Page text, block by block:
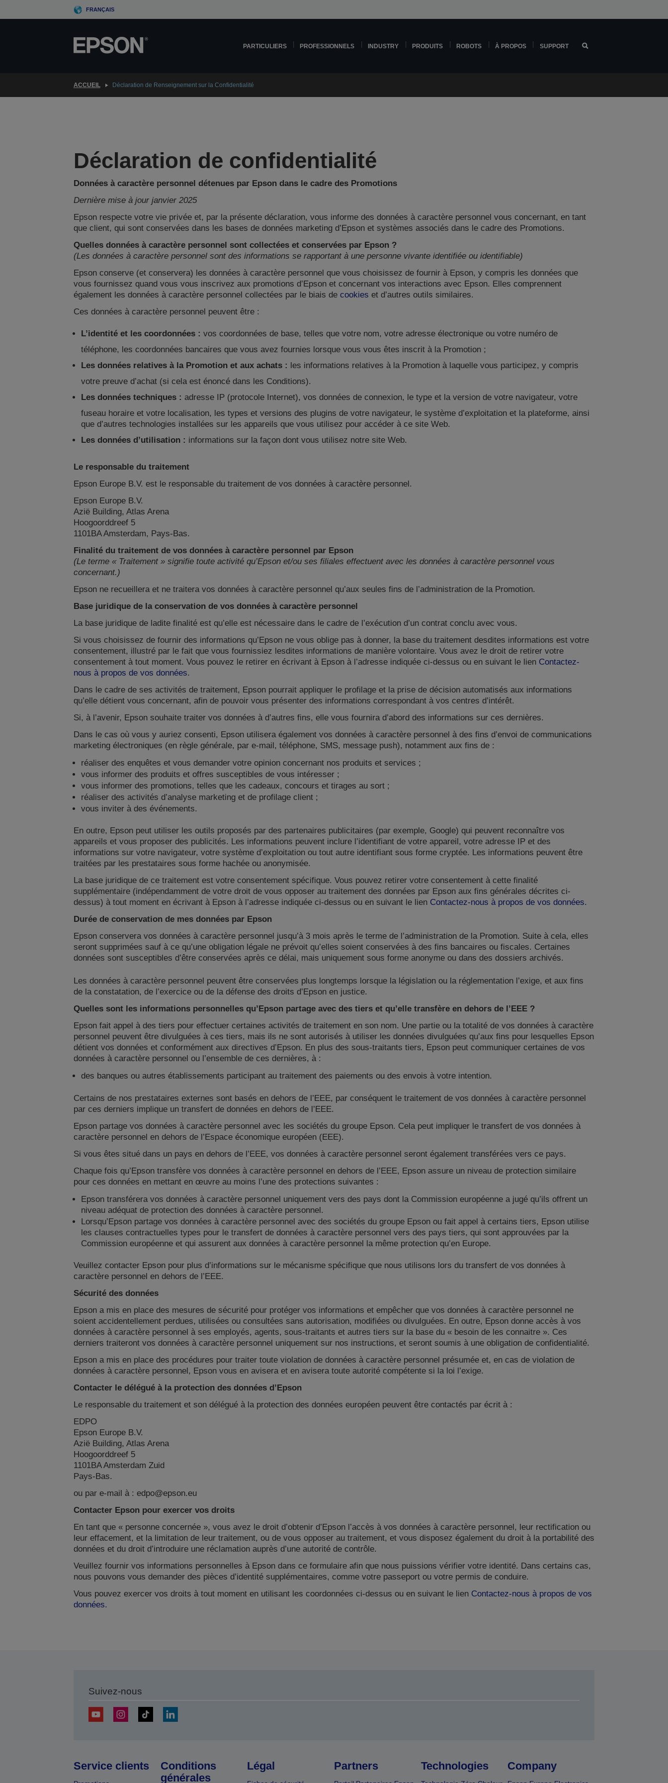
to
FRANÇAIS
PARTICULIERS PROFESSIONNELS INDUSTRY PRODUITS ROBOTS À PROPOS SUPPORT
ACCUEIL Déclaration de Renseignement sur la Confidentialité
Déclaration de confidentialité
Données à caractère personnel détenues par Epson dans le cadre des Promotions
Dernière mise à jour janvier 2025
Epson respecte votre vie privée et, par la présente déclaration, vous informe des données à caractère personnel vous concernant, en tant
que client, qui sont conservées dans les bases de données marketing d’Epson et systèmes associés dans le cadre des Promotions.
Quelles données à caractère personnel sont collectées et conservées par Epson ?
(Les données à caractère personnel sont des informations se rapportant à une personne vivante identifiée ou identifiable)
Epson conserve (et conservera) les données à caractère personnel que vous choisissez de fournir à Epson, y compris les données que
vous fournissez quand vous vous inscrivez aux promotions d’Epson et concernant vos interactions avec Epson. Elles comprennent
également les données à caractère personnel collectées par le biais de cookies et d’autres outils similaires.
Ces données à caractère personnel peuvent être :
L’identité et les coordonnées : vos coordonnées de base, telles que votre nom, votre adresse électronique ou votre numéro de
téléphone, les coordonnées bancaires que vous avez fournies lorsque vous vous êtes inscrit à la Promotion ;
Les données relatives à la Promotion et aux achats : les informations relatives à la Promotion à laquelle vous participez, y compris
votre preuve d’achat (si cela est énoncé dans les Conditions).
Les données techniques : adresse IP (protocole Internet), vos données de connexion, le type et la version de votre navigateur, votre
fuseau horaire et votre localisation, les types et versions des plugins de votre navigateur, le système d’exploitation et la plateforme, ainsi
que d’autres technologies installées sur les appareils que vous utilisez pour accéder à ce site Web.
Les données d’utilisation : informations sur la façon dont vous utilisez notre site Web.
Le responsable du traitement
Epson Europe B.V. est le responsable du traitement de vos données à caractère personnel.
Epson Europe B.V.
Azië Building, Atlas Arena
Hoogoorddreef 5
1101BA Amsterdam, Pays-Bas.
Finalité du traitement de vos données à caractère personnel par Epson
(Le terme « Traitement » signifie toute activité qu’Epson et/ou ses filiales effectuent avec les données à caractère personnel vous
concernant.)
Epson ne recueillera et ne traitera vos données à caractère personnel qu’aux seules fins de l’administration de la Promotion.
Base juridique de la conservation de vos données à caractère personnel
La base juridique de ladite finalité est qu’elle est nécessaire dans le cadre de l’exécution d’un contrat conclu avec vous.
Si vous choisissez de fournir des informations qu’Epson ne vous oblige pas à donner, la base du traitement desdites informations est votre
consentement, illustré par le fait que vous fournissiez lesdites informations de manière volontaire. Vous avez le droit de retirer votre
consentement à tout moment. Vous pouvez le retirer en écrivant à Epson à l’adresse indiquée ci-dessus ou en suivant le lien Contactez-
nous à propos de vos données.
Dans le cadre de ses activités de traitement, Epson pourrait appliquer le profilage et la prise de décision automatisés aux informations
qu’elle détient vous concernant, afin de pouvoir vous présenter des informations correspondant à vos centres d’intérêt.
Si, à l’avenir, Epson souhaite traiter vos données à d’autres fins, elle vous fournira d’abord des informations sur ces dernières.
Dans le cas où vous y auriez consenti, Epson utilisera également vos données à caractère personnel à des fins d’envoi de communications
marketing électroniques (en règle générale, par e-mail, téléphone, SMS, message push), notamment aux fins de :
réaliser des enquêtes et vous demander votre opinion concernant nos produits et services ;
vous informer des produits et offres susceptibles de vous intéresser ;
vous informer des promotions, telles que les cadeaux, concours et tirages au sort ;
réaliser des activités d’analyse marketing et de profilage client ;
vous inviter à des événements.
En outre, Epson peut utiliser les outils proposés par des partenaires publicitaires (par exemple, Google) qui peuvent reconnaître vos
appareils et vous proposer des publicités. Les informations peuvent inclure l’identifiant de votre appareil, votre adresse IP et des
informations sur votre navigateur, votre système d’exploitation ou tout autre identifiant sous forme cryptée. Les informations peuvent être
traitées par les prestataires sous forme hachée ou anonymisée.
La base juridique de ce traitement est votre consentement spécifique. Vous pouvez retirer votre consentement à cette finalité
supplémentaire (indépendamment de votre droit de vous opposer au traitement des données par Epson aux fins générales décrites ci-
dessus) à tout moment en écrivant à Epson à l’adresse indiquée ci-dessus ou en suivant le lien Contactez-nous à propos de vos données.
Durée de conservation de mes données par Epson
Epson conservera vos données à caractère personnel jusqu’à 3 mois après le terme de l’administration de la Promotion. Suite à cela, elles
seront supprimées sauf à ce qu’une obligation légale ne prévoit qu’elles soient conservées à des fins bancaires ou fiscales. Certaines
données sont susceptibles d’être conservées après ce délai, mais uniquement sous forme anonyme ou dans des dossiers archivés.
Les données à caractère personnel peuvent être conservées plus longtemps lorsque la législation ou la réglementation l’exige, et aux fins
de la constatation, de l’exercice ou de la défense des droits d’Epson en justice.
Quelles sont les informations personnelles qu’Epson partage avec des tiers et qu’elle transfère en dehors de l’EEE ?
Epson fait appel à des tiers pour effectuer certaines activités de traitement en son nom. Une partie ou la totalité de vos données à caractère
personnel peuvent être divulguées à ces tiers, mais ils ne sont autorisés à utiliser les données divulguées qu’aux fins pour lesquelles Epson
détient vos données et conformément aux directives d’Epson. En plus des sous-traitants tiers, Epson peut communiquer certaines de vos
données à caractère personnel ou l’ensemble de ces dernières, à :
des banques ou autres établissements participant au traitement des paiements ou des envois à votre intention.
Certains de nos prestataires externes sont basés en dehors de l’EEE, par conséquent le traitement de vos données à caractère personnel
par ces derniers implique un transfert de données en dehors de l’EEE.
Epson partage vos données à caractère personnel avec les sociétés du groupe Epson. Cela peut impliquer le transfert de vos données à
caractère personnel en dehors de l’Espace économique européen (EEE).
Si vous êtes situé dans un pays en dehors de l’EEE, vos données à caractère personnel seront également transférées vers ce pays.
Chaque fois qu’Epson transfère vos données à caractère personnel en dehors de l’EEE, Epson assure un niveau de protection similaire
pour ces données en mettant en œuvre au moins l’une des protections suivantes :
Epson transférera vos données à caractère personnel uniquement vers des pays dont la Commission européenne a jugé qu’ils offrent un
niveau adéquat de protection des données à caractère personnel.
Lorsqu’Epson partage vos données à caractère personnel avec des sociétés du groupe Epson ou fait appel à certains tiers, Epson utilise
les clauses contractuelles types pour le transfert de données à caractère personnel vers des pays tiers, qui sont approuvées par la
Commission européenne et qui assurent aux données à caractère personnel la même protection qu’en Europe.
Veuillez contacter Epson pour plus d’informations sur le mécanisme spécifique que nous utilisons lors du transfert de vos données à
caractère personnel en dehors de l’EEE.
Sécurité des données
Epson a mis en place des mesures de sécurité pour protéger vos informations et empêcher que vos données à caractère personnel ne
soient accidentellement perdues, utilisées ou consultées sans autorisation, modifiées ou divulguées. En outre, Epson donne accès à vos
données à caractère personnel à ses employés, agents, sous-traitants et autres tiers sur la base du « besoin de les connaitre ». Ces
derniers traiteront vos données à caractère personnel uniquement sur nos instructions, et seront soumis à une obligation de confidentialité.
Epson a mis en place des procédures pour traiter toute violation de données à caractère personnel présumée et, en cas de violation de
données à caractère personnel, Epson vous en avisera et en avisera toute autorité compétente si la loi l’exige.
Contacter le délégué à la protection des données d’Epson
Le responsable du traitement et son délégué à la protection des données européen peuvent être contactés par écrit à :
EDPO
Epson Europe B.V.
Azië Building, Atlas Arena
Hoogoorddreef 5
1101BA Amsterdam Zuid
Pays-Bas.
ou par e-mail à : edpo@epson.eu
Contacter Epson pour exercer vos droits
En tant que « personne concernée », vous avez le droit d’obtenir d’Epson l’accès à vos données à caractère personnel, leur rectification ou
leur effacement, et la limitation de leur traitement, ou de vous opposer au traitement, et vous disposez également du droit à la portabilité des
données et du droit d’introduire une réclamation auprès d’une autorité de contrôle.
Veuillez fournir vos informations personnelles à Epson dans ce formulaire afin que nous puissions vérifier votre identité. Dans certains cas,
nous pouvons vous demander des pièces d’identité supplémentaires, comme votre passeport ou votre permis de conduire.
Vous pouvez exercer vos droits à tout moment en utilisant les coordonnées ci-dessus ou en suivant le lien Contactez-nous à propos de vos
données.
Suivez-nous
Service clients
Conditions
générales
Légal Partners Technologies Company